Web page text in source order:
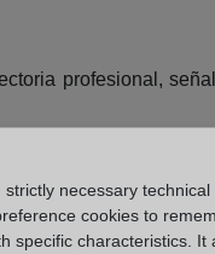
profesional,
la junta de
Acedo-Rico
necessary technical
cookies to
specific characteristics. It